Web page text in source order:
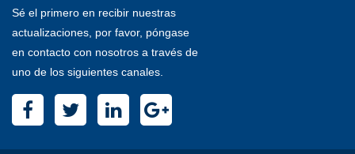
Sé el primero en recibir nuestras
actualizaciones, por favor, póngase
en contacto con nosotros a través de
uno de los siguientes canales.